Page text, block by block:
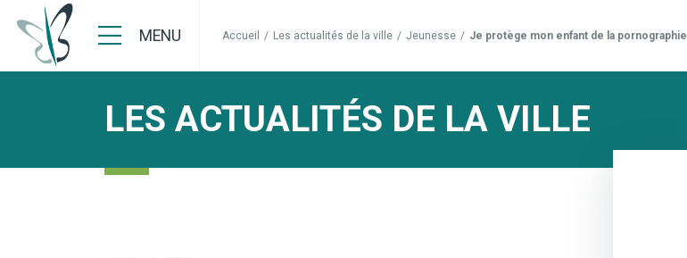
MENU Accueil / Les actualités de la ville / Jeunesse / Je protège mon enfant de la pornographie
LES ACTUALITÉS DE LA VILLE